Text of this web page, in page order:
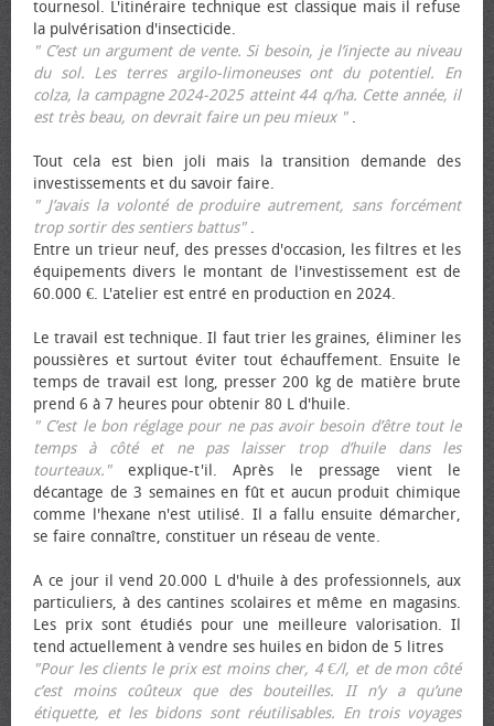
tournesol. L'itinéraire technique est classique mais il refuse
la pulvérisation d'insecticide.
" C’est un argument de vente. Si besoin, je l’injecte au niveau
du sol. Les terres argilo-limoneuses ont du potentiel. En
colza, la campagne 2024-2025 atteint 44 q/ha. Cette année, il
est très beau, on devrait faire un peu mieux ".
Tout cela est bien joli mais la transition demande des
investissements et du savoir faire.
" J’avais la volonté de produire autrement, sans forcément
trop sortir des sentiers battus".
Entre un trieur neuf, des presses d'occasion, les filtres et les
équipements divers le montant de l'investissement est de
60.000 €. L'atelier est entré en production en 2024.
Le travail est technique. Il faut trier les graines, éliminer les
poussières et surtout éviter tout échauffement. Ensuite le
temps de travail est long, presser 200 kg de matière brute
prend 6 à 7 heures pour obtenir 80 L d'huile.
" C’est le bon réglage pour ne pas avoir besoin d’être tout le
temps à côté et ne pas laisser trop d’huile dans les
tourteaux."explique-t'il. Après le pressage vient le
décantage de 3 semaines en fût et aucun produit chimique
comme l'hexane n'est utilisé. Il a fallu ensuite démarcher,
se faire connaître, constituer un réseau de vente.
A ce jour il vend 20.000 L d'huile à des professionnels, aux
particuliers, à des cantines scolaires et même en magasins.
Les prix sont étudiés pour une meilleure valorisation. Il
tend actuellement à vendre ses huiles en bidon de 5 litres
"Pour les clients le prix est moins cher, 4 €/l, et de mon côté
c’est moins coûteux que des bouteilles. II n’y a qu’une
étiquette, et les bidons sont réutilisables. En trois voyages